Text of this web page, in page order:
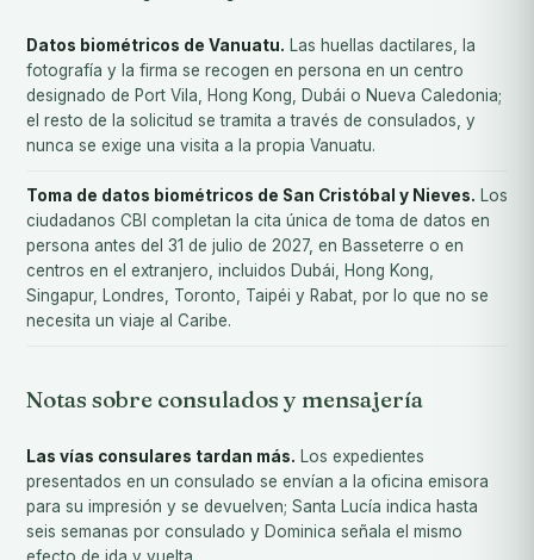
Datos biométricos de Vanuatu. Las huellas dactilares, la
fotografía y la firma se recogen en persona en un centro
designado de Port Vila, Hong Kong, Dubái o Nueva Caledonia;
el resto de la solicitud se tramita a través de consulados, y
nunca se exige una visita a la propia Vanuatu.
Toma de datos biométricos de San Cristóbal y Nieves. Los
ciudadanos CBI completan la cita única de toma de datos en
persona antes del 31 de julio de 2027, en Basseterre o en
centros en el extranjero, incluidos Dubái, Hong Kong,
Singapur, Londres, Toronto, Taipéi y Rabat, por lo que no se
necesita un viaje al Caribe.
Notas sobre consulados y mensajería
Las vías consulares tardan más. Los expedientes
presentados en un consulado se envían a la oficina emisora
para su impresión y se devuelven; Santa Lucía indica hasta
seis semanas por consulado y Dominica señala el mismo